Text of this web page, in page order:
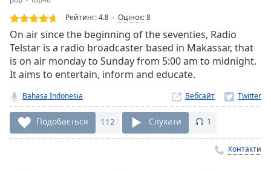
Stream
Type
LIVE
Seek to
live,
currently
behind
live LIVE
Remaining
Time-
Рейтинг:4.8 Оцінок:8
On air since the beginning of the seventies, Radio
Telstar is a radio broadcaster based in Makassar, that
is on air monday to Sunday from 5:00 am to midnight.
It aims to entertain, inform and educate.
Bahasa Indonesia Вебсайт
Подобається 112 Слухати 1
Контакти